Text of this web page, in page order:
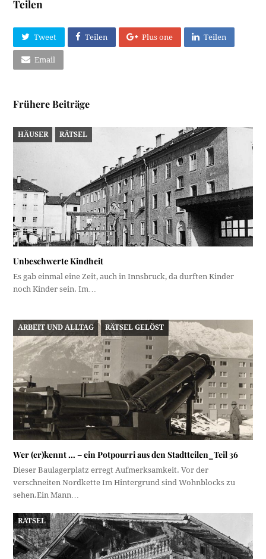
Teilen
Tweet Teilen Plus one Teilen
Email
Frühere Beiträge
HÄUSER RÄTSEL
Unbeschwerte Kindheit
Es gab einmal eine Zeit, auch in Innsbruck, da durften Kinder
noch Kinder sein. Im…
ARBEIT UND ALLTAG RÄTSEL GELÖST
Wer (er)kennt … – ein Potpourri aus den Stadtteilen_Teil 36
Dieser Baulagerplatz erregt Aufmerksamkeit. Vor der
verschneiten Nordkette Im Hintergrund sind Wohnblocks zu
sehen.Ein Mann…
RÄTSEL